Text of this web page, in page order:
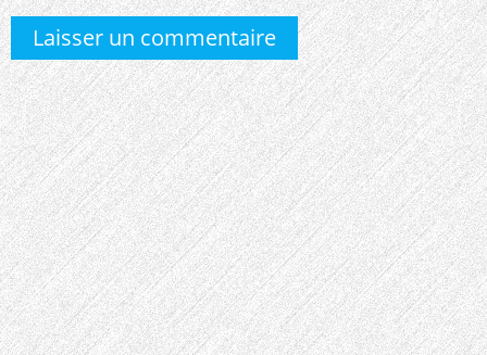
Laisser un commentaire